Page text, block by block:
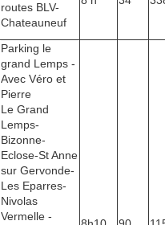
routes BLV-
Chateauneuf
Parking le
grand Lemps -
Avec Véro et
Pierre
Le Grand
Lemps-
Bizonne-
Eclose-St Anne
sur Gervonde-
Les Eparres-
Nivolas
Vermelle -